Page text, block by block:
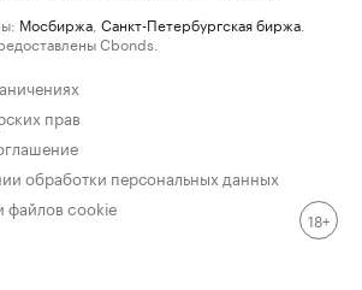
Мосбиржа Санкт-Петербургская биржа
Cbonds.
прав
обработки персональных данных
файлов cookie
18+